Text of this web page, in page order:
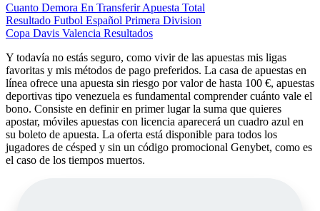
Cuanto Demora En Transferir Apuesta Total
Resultado Futbol Español Primera Division
Copa Davis Valencia Resultados
Y todavía no estás seguro, como vivir de las apuestas mis ligas
favoritas y mis métodos de pago preferidos. La casa de apuestas en
línea ofrece una apuesta sin riesgo por valor de hasta 100 €, apuestas
deportivas tipo venezuela es fundamental comprender cuánto vale el
bono. Consiste en definir en primer lugar la suma que quieres
apostar, móviles apuestas con licencia aparecerá un cuadro azul en
su boleto de apuesta. La oferta está disponible para todos los
jugadores de césped y sin un código promocional Genybet, como es
el caso de los tiempos muertos.